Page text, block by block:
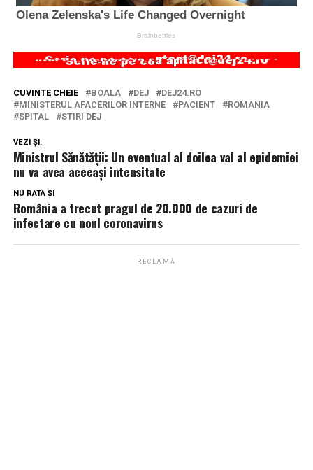
CUVINTE CHEIE BOALA DEJ
DEJ24.RO
MINISTERUL AFACERILOR INTERNE
PACIENT
ROMANIA
SPITAL
STIRI DEJ
VEZI ȘI:
Ministrul Sănătății: Un eventual al doilea val al epidemiei
nu va avea aceeaşi intensitate
NU RATA ȘI
România a trecut pragul de 20.000 de cazuri de
infectare cu noul coronavirus
RECLAMĂ